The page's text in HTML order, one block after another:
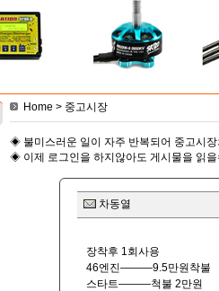
Home > 중고시장
◈ 불미스러운 일이 자주 반복되어 중고시
◈ 이제 로그인을 하지않아도 게시물을 읽
차동열
장착후 1회사용
46엔진———9.5만원착불
스타트———척불 2만원